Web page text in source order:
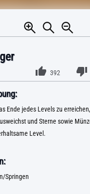
392
Ende jedes Levels zu
und Sterne sowie
Level.
Springen